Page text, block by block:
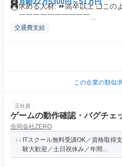
求める人材: ⏩高卒以上 ❏この
￣￣￣￣￣￣￣￣￣￣...
交通費支給
この企業の類似
正社員
ゲームの動作確認・バグチェ
合同会社ZERO
ITスクール無料受講OK／資格取得
験大歓迎／土日祝休み／年間...